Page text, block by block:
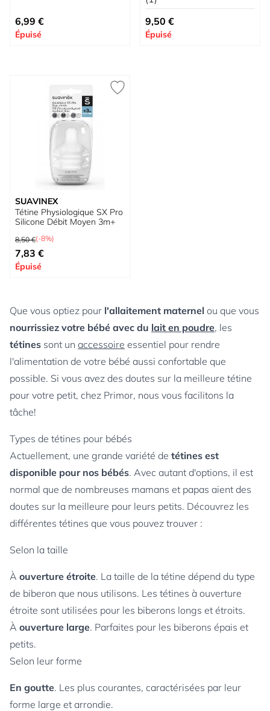
6,99 €
Épuisé
9,50 €
Épuisé
SUAVINEX
Tétine Physiologique SX Pro
Silicone Débit Moyen 3m+
Prix normal
8,50 €(-8%)
Prix spécial
7,83 €
Épuisé
Que vous optiez pour l'allaitement maternel ou que vous
nourrissiez votre bébé avec du lait en poudre, les
tétines sont un accessoire essentiel pour rendre
l'alimentation de votre bébé aussi confortable que
possible. Si vous avez des doutes sur la meilleure tétine
pour votre petit, chez Primor, nous vous facilitons la
tâche!
Types de tétines pour bébés
Actuellement, une grande variété de tétines est
disponible pour nos bébés. Avec autant d'options, il est
normal que de nombreuses mamans et papas aient des
doutes sur la meilleure pour leurs petits. Découvrez les
différentes tétines que vous pouvez trouver :
Selon la taille
À ouverture étroite. La taille de la tétine dépend du type
de biberon que nous utilisons. Les tétines à ouverture
étroite sont utilisées pour les biberons longs et étroits.
À ouverture large. Parfaites pour les biberons épais et
petits.
Selon leur forme
En goutte. Les plus courantes, caractérisées par leur
forme large et arrondie.